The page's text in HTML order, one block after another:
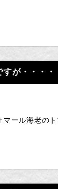
が・・・・
ール海老の